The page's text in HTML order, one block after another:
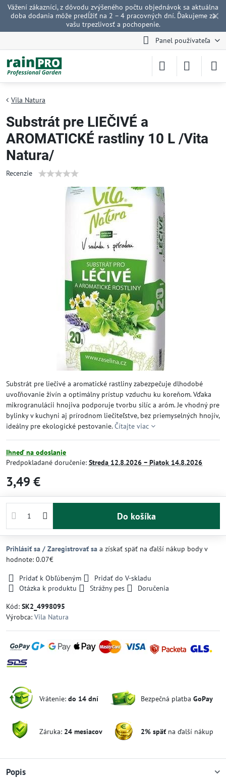
✕
Vážení zákazníci, z dôvodu zvýšeného počtu objednávok sa aktuálna
doba dodania môže predĺžiť na 2 – 4 pracovných dní. Ďakujeme za
vašu trpezlivosť a pochopenie.
Panel používateľa
Vila Natura
Substrát pre LIEČIVÉ a
AROMATICKÉ rastliny 10 L /Vita
Natura/
Recenzie
Substrát pre liečivé a aromatické rastliny zabezpečuje dlhodobé
uvoľňovanie živín a optimálny prístup vzduchu ku koreňom. Vďaka
mikrogranulácii hnojiva podporuje tvorbu silíc a aróm. Je vhodný pre
bylinky v kuchyni aj prírodnom liečiteľstve, bez priemyselných hnojív,
ideálny pre ekologické pestovanie.Čítajte viac
Ihneď na odoslanie
Predpokladané doručenie: Streda 12.8.2026 − Piatok 14.8.2026
3,49 €
Do košíka
Prihlásiť sa / Zaregistrovať sa a získať späť na ďalší nákup body v
hodnote: 0.07€
Pridať k Obľúbeným
Pridať do V-skladu
Otázka k produktu
Strážny pes
Doručenia
Kód: SK2_4998095
Výrobca: Vila Natura
Vrátenie: do 14 dní Bezpečná platba GoPay
Záruka: 24 mesiacov 2% späťna ďalší nákup
Popis